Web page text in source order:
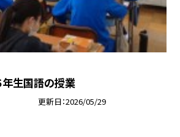
年生国語の授業
更新日 2026/05/29